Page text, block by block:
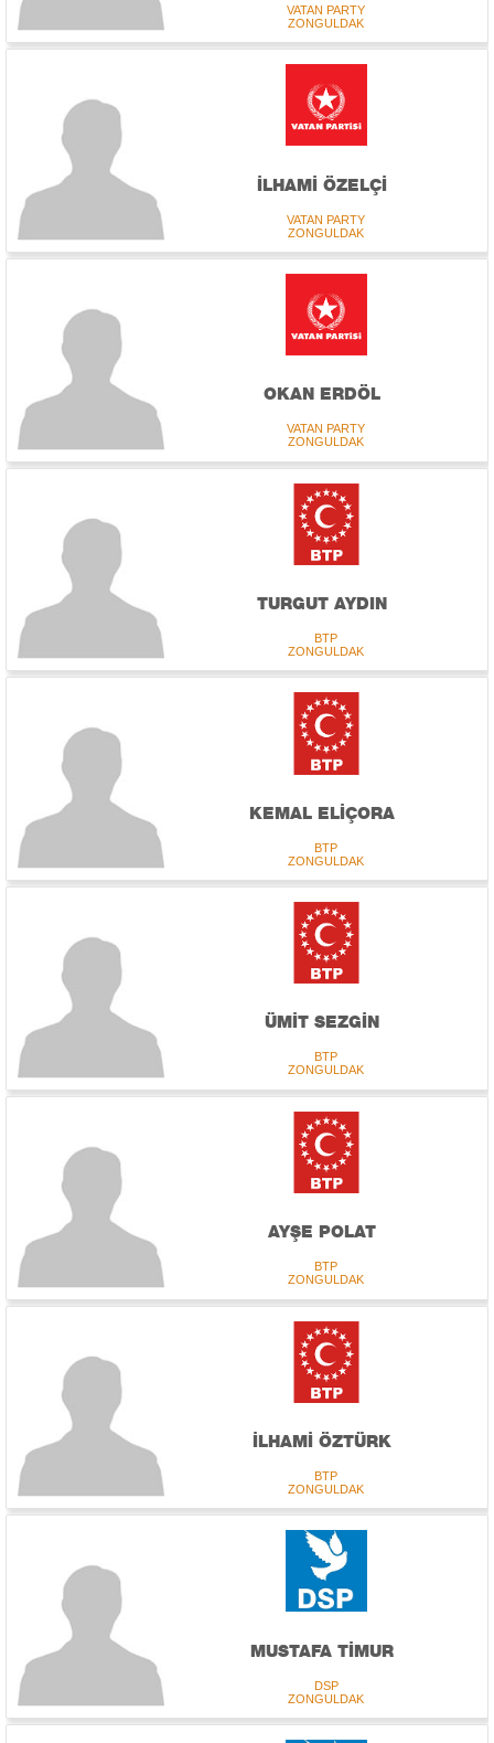
VATAN PARTY
ZONGULDAK
İLHAMİ ÖZELÇİ
VATAN PARTY
ZONGULDAK
OKAN ERDÖL
VATAN PARTY
ZONGULDAK
TURGUT AYDIN
BTP
ZONGULDAK
KEMAL ELİÇORA
BTP
ZONGULDAK
ÜMİT SEZGİN
BTP
ZONGULDAK
AYŞE POLAT
BTP
ZONGULDAK
İLHAMİ ÖZTÜRK
BTP
ZONGULDAK
MUSTAFA TİMUR
DSP
ZONGULDAK